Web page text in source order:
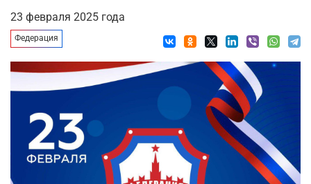
23 февраля 2025 года
Федерация